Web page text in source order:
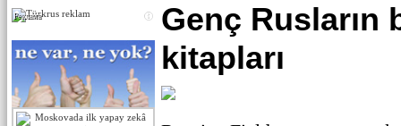
Реклама
Genç Rusların
kitapları